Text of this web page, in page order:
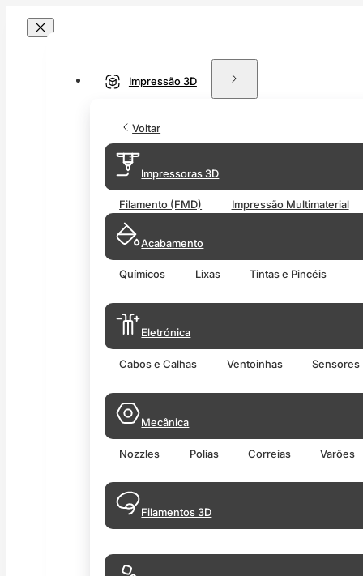
Impressão 3D
Voltar
Impressoras 3D
Filamento (FMD) Impressão Multimaterial
Acabamento
Químicos Lixas Tintas e Pincéis
Eletrónica
Cabos e Calhas Ventoinhas Sensores
Mecânica
Nozzles Polias Correias Varões
Filamentos 3D